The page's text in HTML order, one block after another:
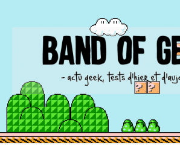
BAND OF
Actu Geek d'hier et d'aujourd'hui